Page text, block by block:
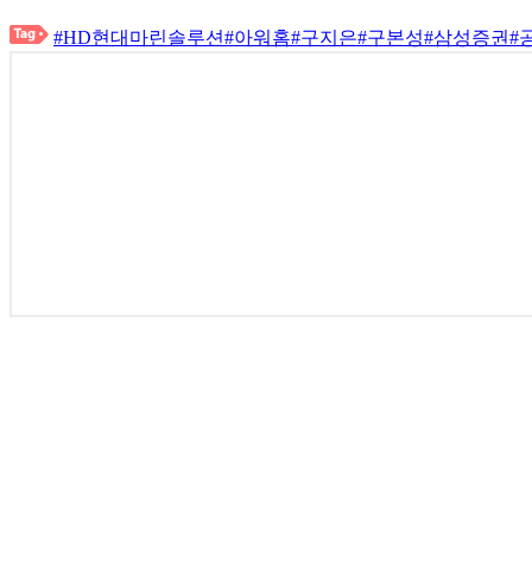
#HD현대마린솔루션#아워홈#구지은#구본성#삼성증권#